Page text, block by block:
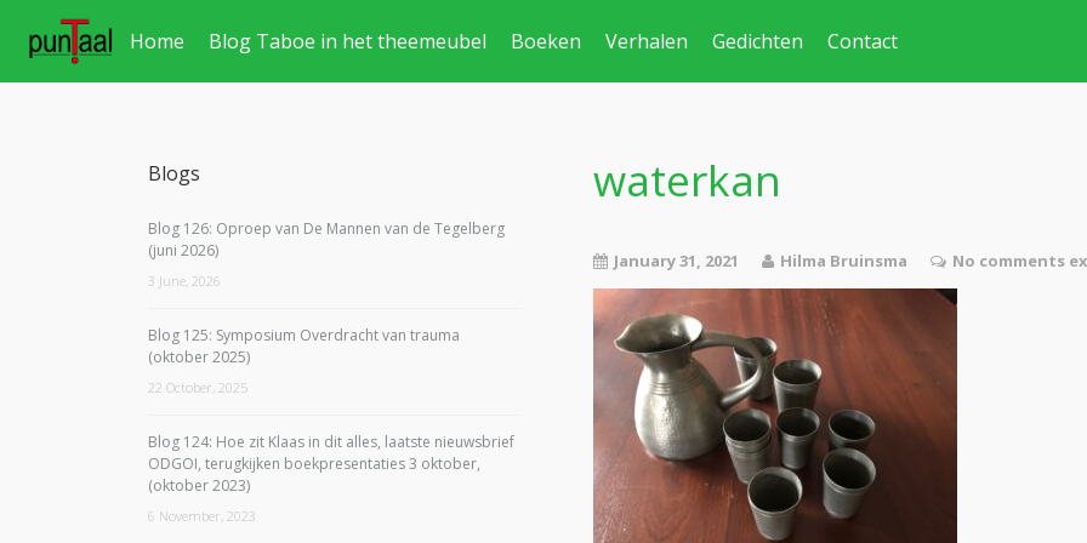
Home Blog Taboe in het theemeubel Boeken Verhalen Gedichten Contact
waterkan
January 31, 2021 Hilma Bruinsma No comments
Blogs
Blog 126: Oproep van De Mannen van de Tegelberg
(juni 2026)
3 June, 2026
Blog 125: Symposium Overdracht van trauma
(oktober 2025)
22 October, 2025
Blog 124: Hoe zit Klaas in dit alles, laatste nieuwsbrief
ODGOI, terugkijken boekpresentaties 3 oktober,
(oktober 2023)
6 November, 2023